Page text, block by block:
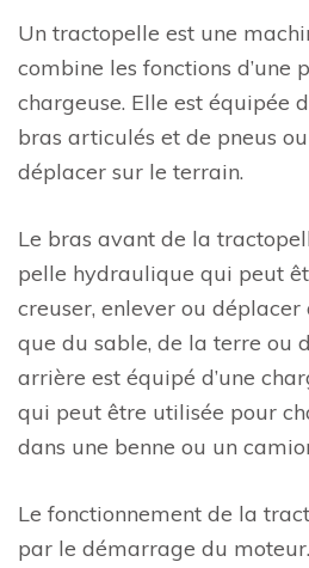
Un tractopelle est une
combine les fonctions d’une
chargeuse. Elle est équipée
bras articulés et de pneus
déplacer sur le terrain.
Le bras avant de la
pelle hydraulique qui peut
creuser, enlever ou
que du sable, de la terre ou
arrière est équipé d’une
qui peut être utilisée pour
dans une benne ou un
Le fonctionnement de la
par le démarrage du